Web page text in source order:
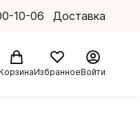
10-06 Доставка
КорзинаИзбранноеВойти